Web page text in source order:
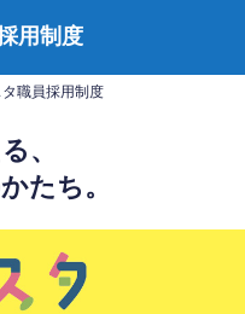
用制度
職員採用制度
、
たち。